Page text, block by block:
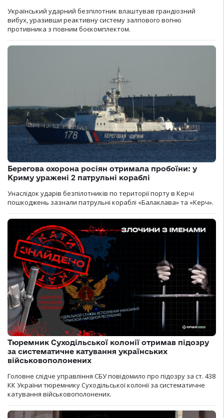
Український ударний безпілотник влаштував грандіозний
вибух, уразивши реактивну систему залпового вогню
противника з повним боєкомплектом.
Берегова охорона росіян отримала пробоїни: у
Криму уражені 2 патрульні кораблі
Унаслідок ударів безпілотників по території порту в Керчі
пошкоджень зазнали патрульні кораблі «Балаклава» та «Керч».
Тюремник Суходільської колонії отримав підозру
за систематичне катування українських
військовополонених
Головне слідче управління СБУ повідомило про підозру за ст. 438
КК України тюремнику Суходільської колонії за систематичне
катування військовополонених.